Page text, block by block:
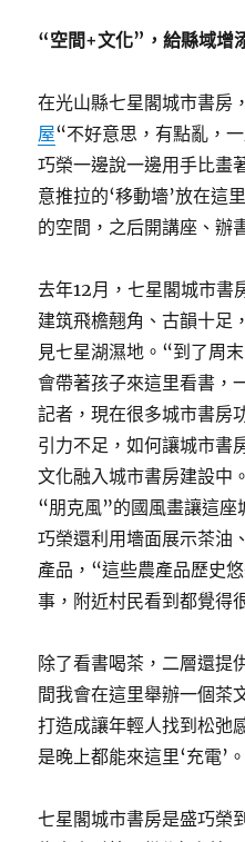
“空間+文化”，給縣域增
在光山縣七星閣城市書房
屋“不好意思，有點亂，
巧榮一邊說一邊用手比畫
意推拉的‘移動墻’放在這
的空間，之后開講座、辦
去年12月，七星閣城市書
建筑飛檐翹角、古韻十足
見七星湖濕地。“到了周
會帶著孩子來這里看書，
記者，現在很多城市書房
引力不足，如何讓城市書
文化融入城市書房建設中
“朋克風”的國風畫讓這座
巧榮還利用墻面展示茶油
產品，“這些農產品歷史
事，附近村民看到都覺得
除了看書喝茶，二層還提
間我會在這里舉辦一個茶
打造成讓年輕人找到松弛
是晚上都能來這里‘充電’
七星閣城市書房是盛巧榮